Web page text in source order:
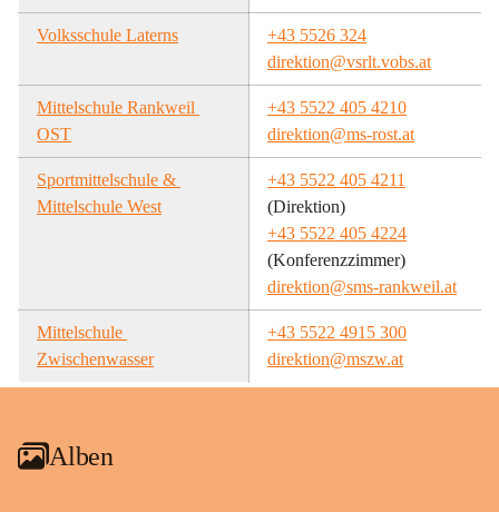
Volksschule Laterns
+43 5526 324
direktion@vsrlt.vobs.at
Mittelschule Rankweil
OST
+43 5522 405 4210
direktion@ms-rost.at
Sportmittelschule &
Mittelschule West
+43 5522 405 4211
(Direktion)
+43 5522 405 4224
(Konferenzzimmer)
direktion@sms-rankweil.at
Mittelschule
Zwischenwasser
+43 5522 4915 300
direktion@mszw.at
Alben